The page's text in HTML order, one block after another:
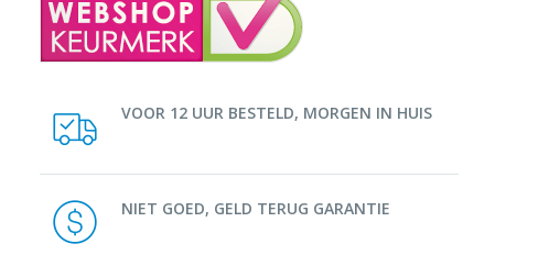
VOOR 12 UUR BESTELD, MORGEN IN HUIS
NIET GOED, GELD TERUG GARANTIE